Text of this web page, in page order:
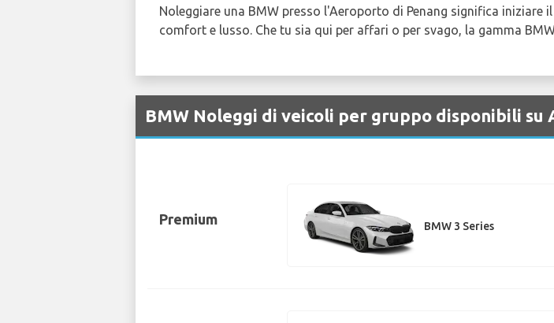
Noleggiare una BMW presso l'Aeroporto di Penang significa iniziare
comfort e lusso. Che tu sia qui per affari o per svago, la gamma
BMW Noleggi di veicoli per gruppo disponibili su
Premium BMW 3 Series